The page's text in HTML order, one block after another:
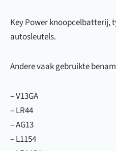
Key Power knoopcelbatterij,
autosleutels.
Andere vaak gebruikte
– V13GA
– LR44
– AG13
– L1154